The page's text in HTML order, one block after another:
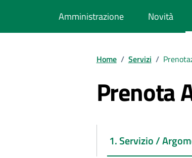
Amministrazione Novità
Home / Servizi /
Prenota
1. Servizio /